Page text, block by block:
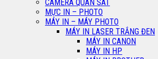
CAMERA QUAN SÁT
MỰC IN – PHOTO
MÁY IN – MÁY PHOTO
MÁY IN LASER TRẮNG ĐEN
MÁY IN CANON
MÁY IN HP